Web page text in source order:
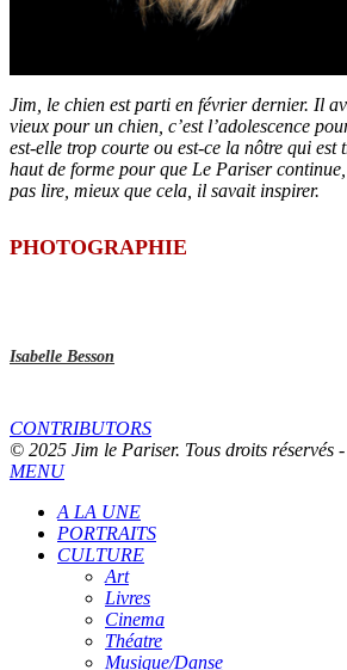
Jim, le chien est parti en février dernier. Il
vieux pour un chien, c’est l’adolescence
est-elle trop courte ou est-ce la nôtre qui est
haut de forme pour que Le Pariser
pas lire, mieux que cela, il savait inspirer.
PHOTOGRAPHIE
Isabelle Besson
CONTRIBUTORS
© 2025 Jim le Pariser. Tous droits réservés -
MENU
A LA UNE
PORTRAITS
CULTURE
Art
Livres
Cinema
Théatre
Musique/Danse